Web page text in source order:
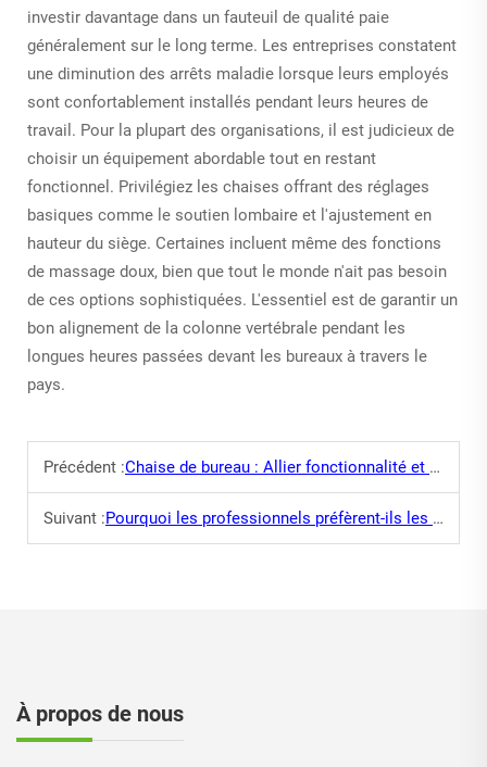
investir davantage dans un fauteuil de qualité paie
généralement sur le long terme. Les entreprises constatent
une diminution des arrêts maladie lorsque leurs employés
sont confortablement installés pendant leurs heures de
travail. Pour la plupart des organisations, il est judicieux de
choisir un équipement abordable tout en restant
fonctionnel. Privilégiez les chaises offrant des réglages
basiques comme le soutien lombaire et l'ajustement en
hauteur du siège. Certaines incluent même des fonctions
de massage doux, bien que tout le monde n'ait pas besoin
de ces options sophistiquées. L'essentiel est de garantir un
bon alignement de la colonne vertébrale pendant les
longues heures passées devant les bureaux à travers le
pays.
Précédent :Chaise de bureau : Allier fonctionnalité et style pour votre espace de travail
Suivant :Pourquoi les professionnels préfèrent-ils les chaises de bureau en filet de chez Boke Furniture ?
À propos de nous